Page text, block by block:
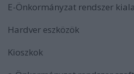
E-Önkormányzat rendszer
Hardver eszközök
Kioszkok